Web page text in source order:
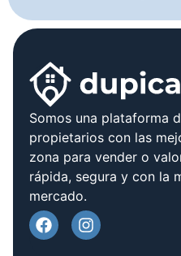
Somos una plataforma
propietarios con las
zona para vender o
rápida, segura y con la
mercado.